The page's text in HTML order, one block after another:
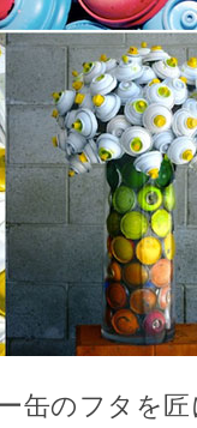
缶のフタを